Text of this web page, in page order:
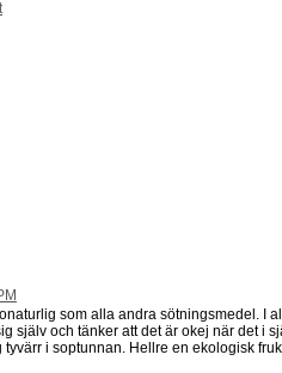
som alla andra sötningsmedel. I alla
själv och tänker att det är okej när det i
i soptunnan. Hellre en ekologisk